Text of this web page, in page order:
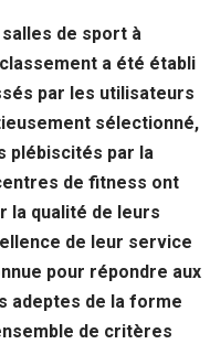
de sport à
a été établi
par les utilisateurs
sélectionné,
plébiscités par la
de fitness ont
la qualité de leurs
de leur service
pour répondre aux
adeptes de la forme
de critères